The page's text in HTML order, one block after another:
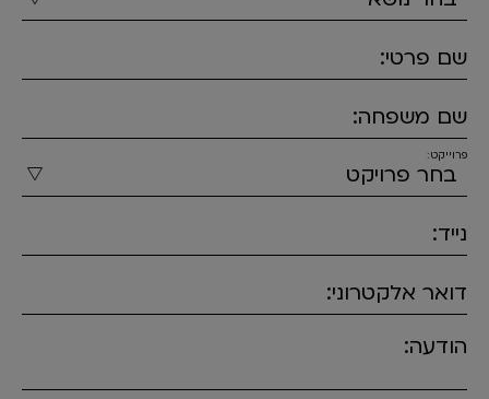
שם פרטי:
שם משפחה:
פרוייקט:
נייד:
דואר אלקטרוני:
הודעה: